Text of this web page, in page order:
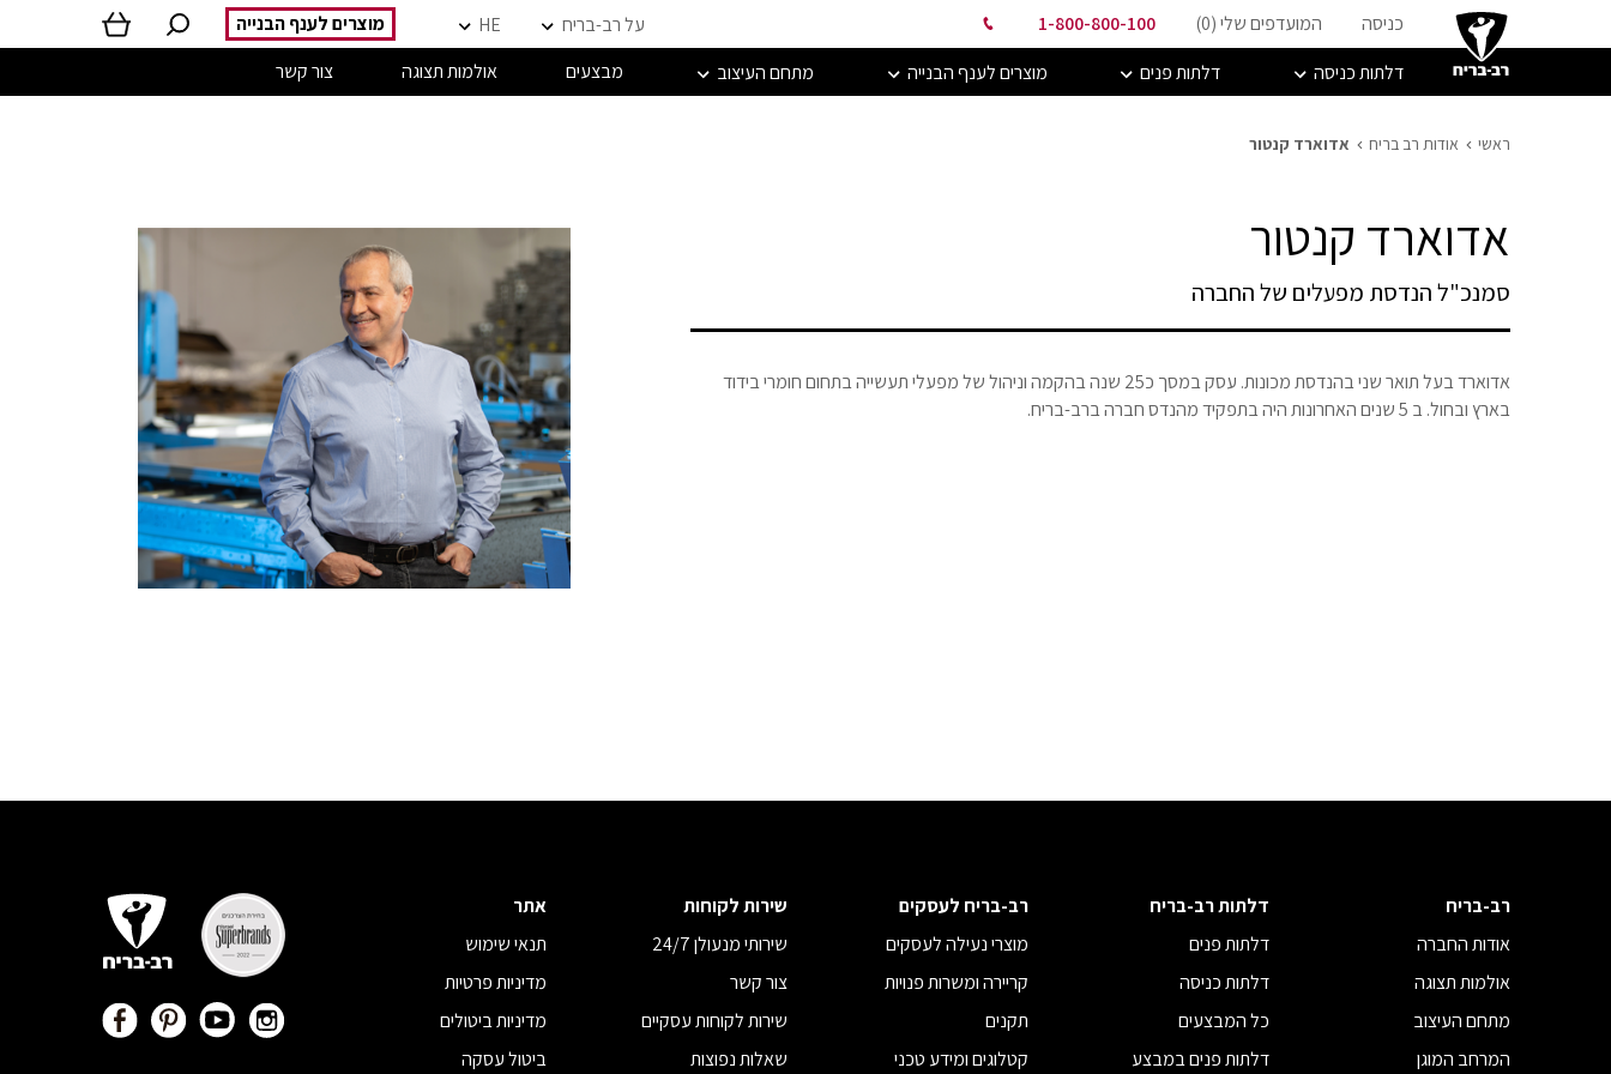
כניסה המועדפים שלי (0
)
1-800-800-100 על רב-בריח HE
מוצרים לענף הבנייה
דלתות כניסה
דלתות פנים מוצרים לענף הבנייה מתחם העיצוב מבצעים אולמות תצוגה צור קשר
ראשי אודות רב בריח אדוארד קנטור
אדוארד קנטור
סמנכ"ל הנדסת מפעלים של החברה
אדוארד בעל תואר שני בהנדסת מכונות. עסק במסך כ25 שנה בהקמה וניהול של מפעלי תעשייה בתחום חומרי בידוד
בארץ ובחול. ב 5 שנים האחרונות היה בתפקיד מהנדס חברה ברב-בריח.
רב-בריח
אודות החברה
אולמות תצוגה
מתחם העיצוב
המרחב המוגן
דלתות רב-בריח
דלתות פנים
דלתות כניסה
כל המבצעים
דלתות פנים במבצע
רב-בריח לעסקים
מוצרי נעילה לעסקים
קריירה ומשרות פנויות
תקנים
קטלוגים ומידע טכני
שירות לקוחות
שירותי מנעולן 24/7
צור קשר
שירות לקוחות עסקיים
שאלות נפוצות
אתר
תנאי שימוש
מדיניות פרטיות
מדיניות ביטולים
ביטול עסקה